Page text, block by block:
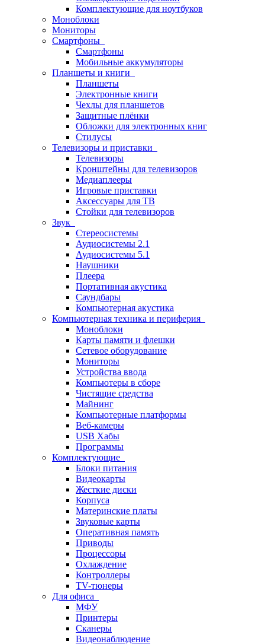
Комплектующие для ноутбуков
Моноблоки
Мониторы
Смартфоны
Смартфоны
Мобильные аккумуляторы
Планшеты и книги
Планшеты
Электронные книги
Чехлы для планшетов
Защитные плёнки
Обложки для электронных книг
Стилусы
Телевизоры и приставки
Телевизоры
Кронштейны для телевизоров
Медиаплееры
Игровые приставки
Аксессуары для ТВ
Стойки для телевизоров
Звук
Стереосистемы
Аудиосистемы 2.1
Аудиосистемы 5.1
Наушники
Плеера
Портативная акустика
Саундбары
Компьютерная акустика
Компьютерная техника и периферия
Моноблоки
Карты памяти и флешки
Сетевое оборудование
Мониторы
Устройства ввода
Компьютеры в сборе
Чистящие средства
Майнинг
Компьютерные платформы
Веб-камеры
USB Хабы
Программы
Комплектующие
Блоки питания
Видеокарты
Жесткие диски
Корпуса
Материнские платы
Звуковые карты
Оперативная память
Приводы
Процессоры
Охлаждение
Контроллеры
TV-тюнеры
Для офиса
МФУ
Принтеры
Сканеры
Видеонаблюдение